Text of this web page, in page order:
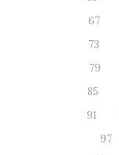
67
73
79
85
91
97